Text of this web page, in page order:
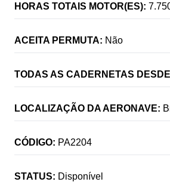
HORAS TOTAIS MOTOR(ES):
ACEITA PERMUTA: Não
TODAS AS CADERNETAS
LOCALIZAÇÃO DA AERONAVE:
CÓDIGO: PA2204
STATUS: Disponível